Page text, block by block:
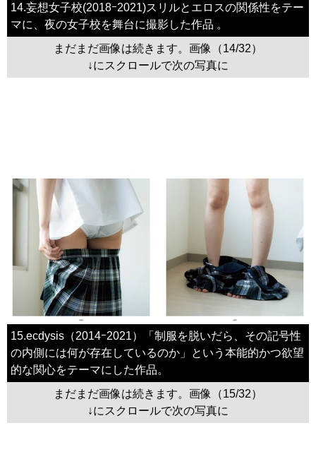
14.妄想女子校(2018ｰ2021)スリルとエロスの関係性をテー
マに、夜の女子校を舞台に撮影した作品 。
まだまだ画像は続きます。画像（14/32）
↓にスクロールで次の写真に
15.ecdysis（2014ｰ2021）「制服を脱いだら、その記号性
の内側には何が存在しているのか」という本能的かつ欲望
的な関心をテーマにした作品。
まだまだ画像は続きます。画像（15/32）
↓にスクロールで次の写真に